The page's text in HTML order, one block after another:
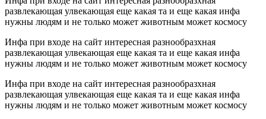
развлекающая улвекающая еще какая та и еще какая инфа
нужны людям и не только может животным может космосу
Инфа при входе на сайт интересная разнообразхная
развлекающая улвекающая еще какая та и еще какая инфа
нужны людям и не только может животным может космосу
Инфа при входе на сайт интересная разнообразхная
развлекающая улвекающая еще какая та и еще какая инфа
нужны людям и не только может животным может космосу